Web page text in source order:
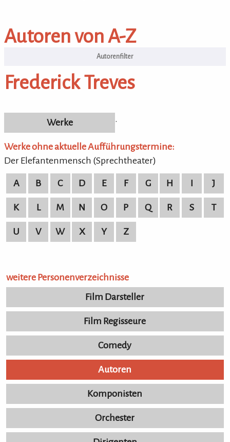
Komponisten / Autoren von A-Z
Autoren von A-Z
Autoren
Frederick Treves
Werke .
Werke ohne aktuelle Aufführungstermine:
Der Elefantenmensch (Sprechtheater)
A B C D E F G H I J
K L M N O P Q R S T
U V W X Y Z
weitere Personenverzeichnisse
Film Darsteller
Film Regisseure
Comedy
Autoren
Komponisten
Orchester